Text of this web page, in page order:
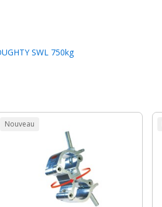
SWL 750kg
Nouveau